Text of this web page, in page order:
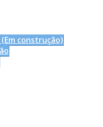
construção)